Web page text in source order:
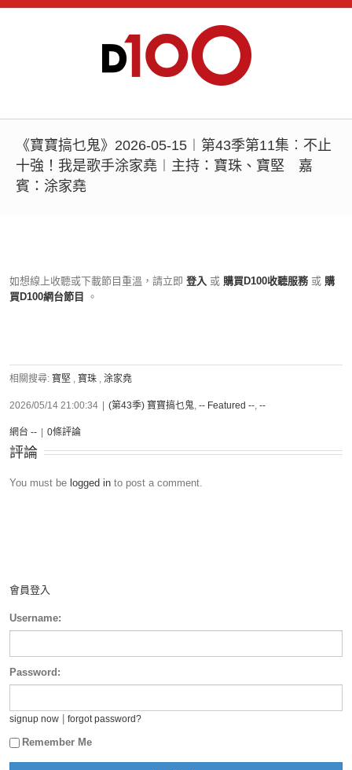
《寶寶搞乜鬼》2026-05-15︱第43季第11集︰不止
十強！我是歌手涂家堯︱主持：寶珠、寶堅 嘉
賓：涂家堯
如想線上收聽或下載節目重溫，請立即 登入 或 購買D100收聽服務 或 購
買D100網台節目
。
相關搜尋: 寶堅 , 寶珠 , 涂家堯
2026/05/14 21:00:34 (第43季) 寶寶搞乜鬼, -- Featured --, --
網台 -- 0條評論
評論
You must be logged in to post a comment.
會員登入
Username:
Password:
signup now forgot password?
Remember Me